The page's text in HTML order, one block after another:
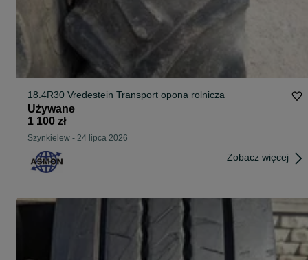
18.4R30 Vredestein Transport opona rolnicza
Używane
1 100 zł
Szynkielew - 24 lipca 2026
Zobacz więcej